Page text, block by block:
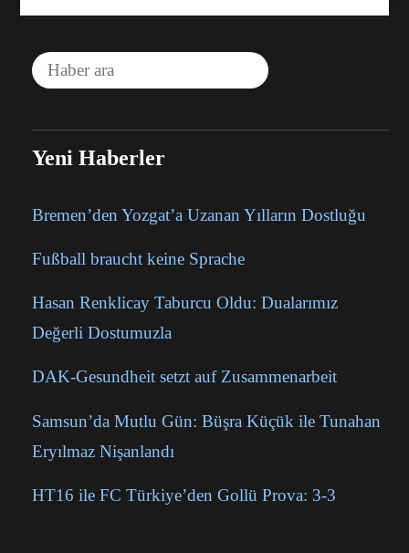
Yeni Haberler
Bremen’den Yozgat’a Uzanan Yılların Dostluğu
Fußball braucht keine Sprache
Hasan Renklicay Taburcu Oldu: Dualarımız
Değerli Dostumuzla
DAK-Gesundheit setzt auf Zusammenarbeit
Samsun’da Mutlu Gün: Büşra Küçük ile Tunahan
Eryılmaz Nişanlandı
HT16 ile FC Türkiye’den Gollü Prova: 3-3